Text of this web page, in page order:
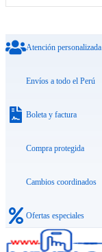
Atención personalizada
Envíos a todo el Perú
Boleta y factura
Compra protegida
Cambios coordinados
Ofertas especiales